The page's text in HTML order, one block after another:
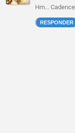
Hm... Cadence
RESPONDER